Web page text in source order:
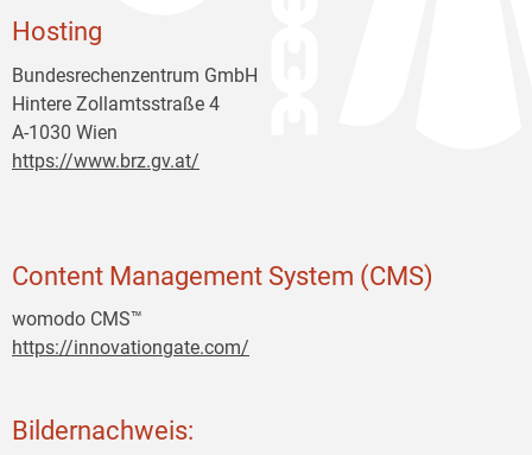
Hosting
Bundesrechenzentrum GmbH
Hintere Zollamtsstraße 4
A-1030 Wien
https://www.brz.gv.at/
Content Management System (CMS)
womodo CMS™
https://innovationgate.com/
Bildernachweis: